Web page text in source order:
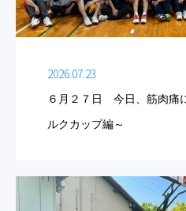
2026.07.23
６月２７日 今日、筋肉痛
ルクカップ編～